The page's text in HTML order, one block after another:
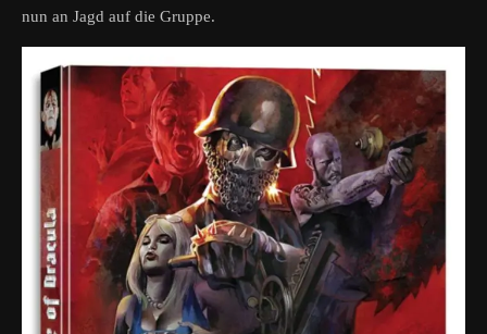
nun an Jagd auf die Gruppe.